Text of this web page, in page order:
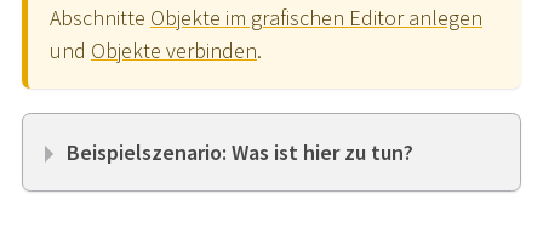
Abschnitte Objekte im grafischen Editor anlegen
und Objekte verbinden.
Beispielszenario: Was ist hier zu tun?